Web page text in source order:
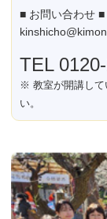
■ お問い合わせ
TEL
※ 教室が開講して
い。